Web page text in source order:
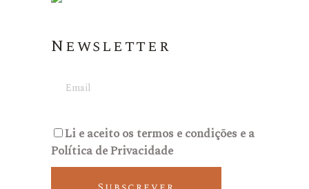
Newsletter
Li e aceito ostermos e condições e a
Política de Privacidade